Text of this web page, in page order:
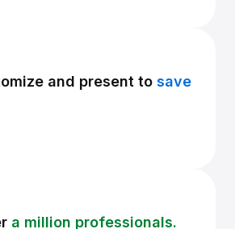
and present to save
a million professionals.